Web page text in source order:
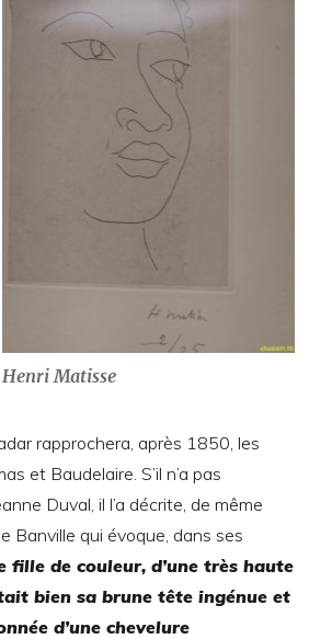
Henri Matisse
rapprochera, après 1850, les
et Baudelaire. S’il n’a pas
Duval, il l’a décrite, de même
Banville qui évoque, dans ses
fille de couleur, d’une très haute
bien sa brune tête ingénue et
d’une chevelure